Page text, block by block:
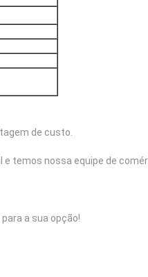
de custo.
temos nossa equipe de
a sua opção!